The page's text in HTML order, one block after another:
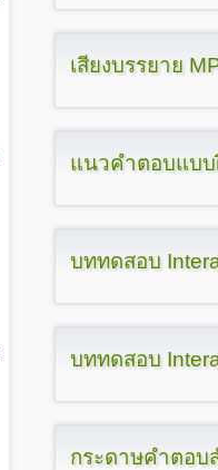
เสียงบรรยาย
แนวคำตอบแบ
บททดสอบ
บททดสอบ
กระดาษคำตอบ